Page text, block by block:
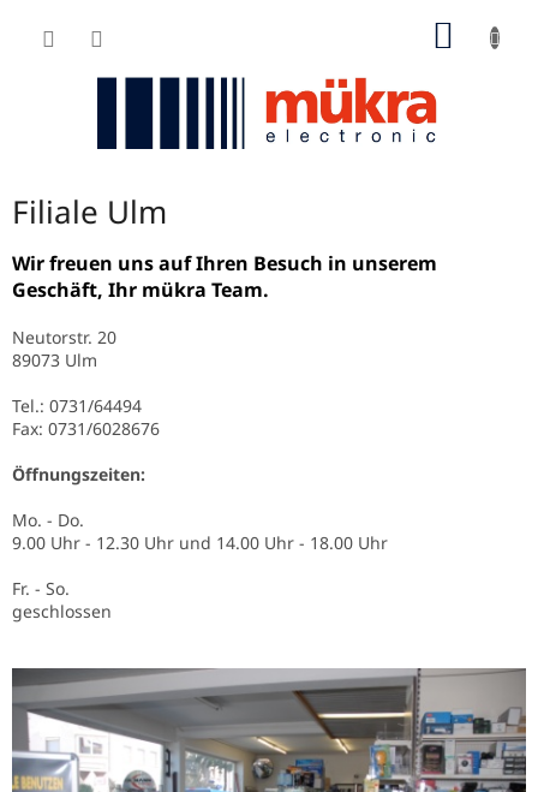
Inhalt
Filiale Ulm
Wir freuen uns auf Ihren Besuch in unserem
Geschäft, Ihr mükra Team.
Neutorstr. 20
89073 Ulm
Tel.: 0731/64494
Fax: 0731/6028676
Öffnungszeiten:
Mo. - Do.
9.00 Uhr - 12.30 Uhr und 14.00 Uhr - 18.00 Uhr
Fr. - So.
geschlossen